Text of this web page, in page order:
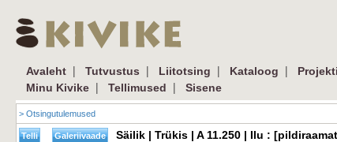
Avaleht | Tutvustus | Liitotsing | Kataloog |
Minu Kivike | Tellimused | Sisene
> Otsingutulemused
Säilik | Trükis | A 11.250 | Ilu :